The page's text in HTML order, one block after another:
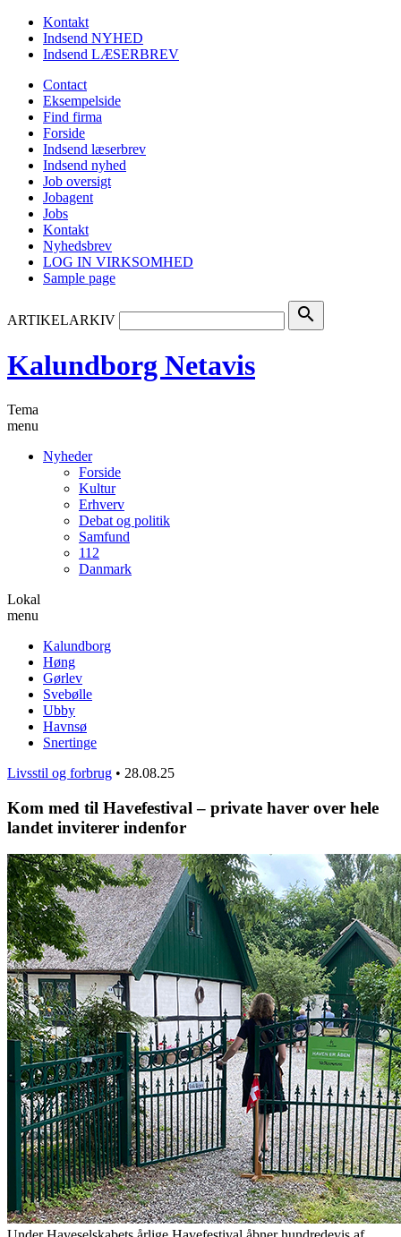
Kontakt
Indsend NYHED
Indsend LÆSERBREV
Contact
Eksempelside
Find firma
Forside
Indsend læserbrev
Indsend nyhed
Job oversigt
Jobagent
Jobs
Kontakt
Nyhedsbrev
LOG IN VIRKSOMHED
Sample page
ARTIKELARKIV search
Kalundborg Netavis
Tema
menu
Nyheder
Forside
Kultur
Erhverv
Debat og politik
Samfund
112
Danmark
Lokal
menu
Kalundborg
Høng
Gørlev
Svebølle
Ubby
Havnsø
Snertinge
Livsstil og forbrug • 28.08.25
Kom med til Havefestival – private haver over hele
landet inviterer indenfor